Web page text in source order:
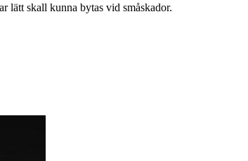
lätt skall kunna bytas vid småskador.